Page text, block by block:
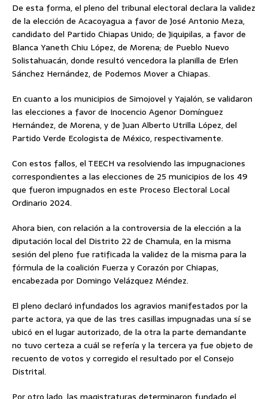
De esta forma, el pleno del tribunal electoral declara la validez
de la elección de Acacoyagua a favor de José Antonio Meza,
candidato del Partido Chiapas Unido; de Jiquipilas, a favor de
Blanca Yaneth Chiu López, de Morena; de Pueblo Nuevo
Solistahuacán, donde resultó vencedora la planilla de Erlen
Sánchez Hernández, de Podemos Mover a Chiapas.
En cuanto a los municipios de Simojovel y Yajalón, se validaron
las elecciones a favor de Inocencio Agenor Domínguez
Hernández, de Morena, y de Juan Alberto Utrilla López, del
Partido Verde Ecologista de México, respectivamente.
Con estos fallos, el TEECH va resolviendo las impugnaciones
correspondientes a las elecciones de 25 municipios de los 49
que fueron impugnados en este Proceso Electoral Local
Ordinario 2024.
Ahora bien, con relación a la controversia de la elección a la
diputación local del Distrito 22 de Chamula, en la misma
sesión del pleno fue ratificada la validez de la misma para la
fórmula de la coalición Fuerza y Corazón por Chiapas,
encabezada por Domingo Velázquez Méndez.
El pleno declaró infundados los agravios manifestados por la
parte actora, ya que de las tres casillas impugnadas una sí se
ubicó en el lugar autorizado, de la otra la parte demandante
no tuvo certeza a cuál se refería y la tercera ya fue objeto de
recuento de votos y corregido el resultado por el Consejo
Distrital.